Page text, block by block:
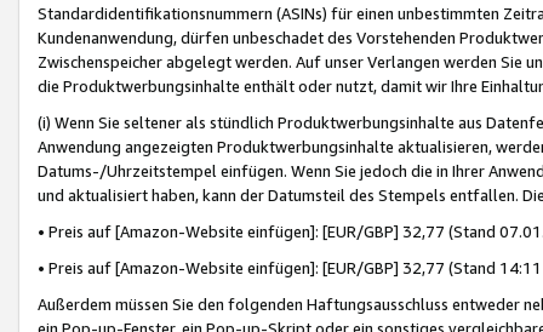
Standardidentifikationsnummern (ASINs) für einen unbestimmten
Kundenanwendung, dürfen unbeschadet des Vorstehenden
Zwischenspeicher abgelegt werden. Auf unser Verlangen werden Sie
die Produktwerbungsinhalte enthält oder nutzt, damit wir Ihre
(i) Wenn Sie seltener als stündlich Produktwerbungsinhalte aus
Anwendung angezeigten Produktwerbungsinhalte aktualisieren,
Datums-/Uhrzeitstempel einfügen. Wenn Sie jedoch die in Ihrer
und aktualisiert haben, kann der Datumsteil des Stempels entfallen.
• Preis auf [Amazon-Website einfügen]: [EUR/GBP] 32,77 (Stand
• Preis auf [Amazon-Website einfügen]: [EUR/GBP] 32,77 (Stand
Außerdem müssen Sie den folgenden Haftungsausschluss entweder
ein Pop-up-Fenster, ein Pop-up-Skript oder ein sonstiges